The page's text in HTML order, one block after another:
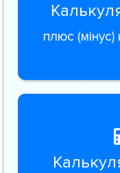
плюс (мінус)